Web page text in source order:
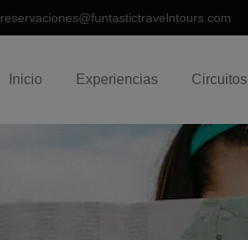
reservaciones@funtastictravelntours.com
Inicio Experiencias Circuitos